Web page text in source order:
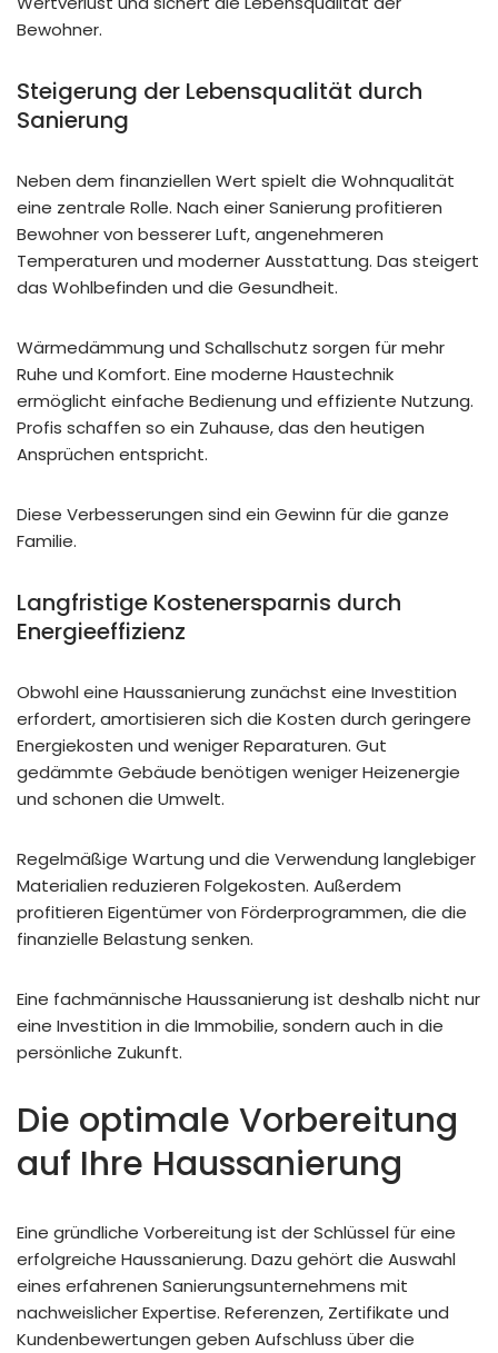
Bewohner.
Steigerung der Lebensqualität durch
Sanierung
Neben dem finanziellen Wert spielt die Wohnqualität
eine zentrale Rolle. Nach einer Sanierung profitieren
Bewohner von besserer Luft, angenehmeren
Temperaturen und moderner Ausstattung. Das steigert
das Wohlbefinden und die Gesundheit.
Wärmedämmung und Schallschutz sorgen für mehr
Ruhe und Komfort. Eine moderne Haustechnik
ermöglicht einfache Bedienung und effiziente Nutzung.
Profis schaffen so ein Zuhause, das den heutigen
Ansprüchen entspricht.
Diese Verbesserungen sind ein Gewinn für die ganze
Familie.
Langfristige Kostenersparnis durch
Energieeffizienz
Obwohl eine Haussanierung zunächst eine Investition
erfordert, amortisieren sich die Kosten durch geringere
Energiekosten und weniger Reparaturen. Gut
gedämmte Gebäude benötigen weniger Heizenergie
und schonen die Umwelt.
Regelmäßige Wartung und die Verwendung langlebiger
Materialien reduzieren Folgekosten. Außerdem
profitieren Eigentümer von Förderprogrammen, die die
finanzielle Belastung senken.
Eine fachmännische Haussanierung ist deshalb nicht nur
eine Investition in die Immobilie, sondern auch in die
persönliche Zukunft.
Die optimale Vorbereitung
auf Ihre Haussanierung
Eine gründliche Vorbereitung ist der Schlüssel für eine
erfolgreiche Haussanierung. Dazu gehört die Auswahl
eines erfahrenen Sanierungsunternehmens mit
nachweislicher Expertise. Referenzen, Zertifikate und
Kundenbewertungen geben Aufschluss über die